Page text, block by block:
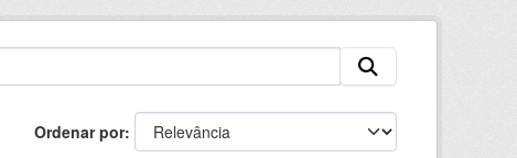
Ordenar por